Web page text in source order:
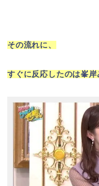
その流れに、
すぐに反応したのは峯岸